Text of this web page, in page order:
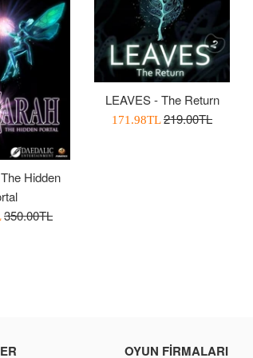
Hidden
Normal
350.00TL
LEAVES - The Return
İndirimli
171.98TLNormal
219.00TL
OYUN FIRMALARI